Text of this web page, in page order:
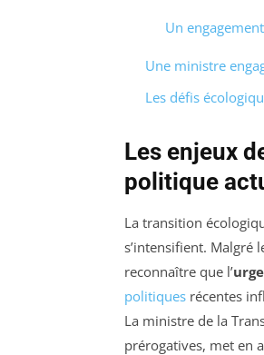
Un
Une ministre
Les défis
Les enjeux
politique
La transition
s’intensifient. Malgré
reconnaître que l’
politiques récentes
La ministre de la
prérogatives, met en